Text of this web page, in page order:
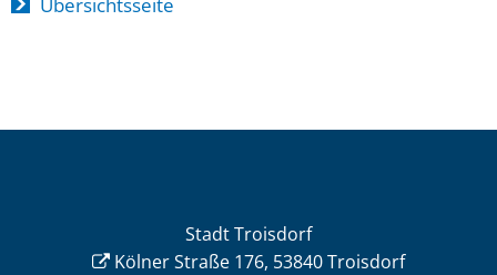
Stadt Troisdorf
Kölner Straße 176, 53840 Troisdorf